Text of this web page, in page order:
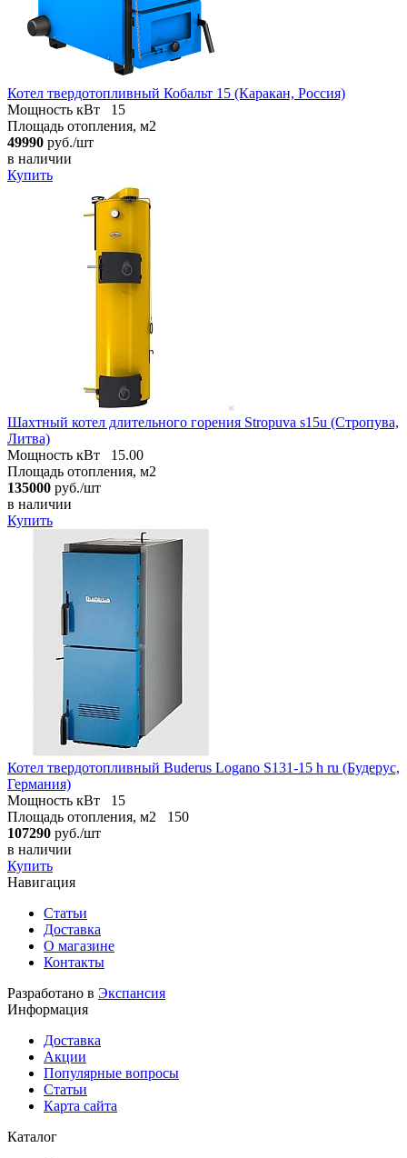
Котел твердотопливный Кобальт 15 (Каракан, Россия)
Мощность кВт
15
Площадь отопления, м2
49990 руб./шт
в наличии
Купить
Шахтный котел длительного горения Stropuva s15u (Стропува,
Литва)
Мощность кВт
15.00
Площадь отопления, м2
135000 руб./шт
в наличии
Купить
Котел твердотопливный Buderus Logano S131-15 h ru (Будерус,
Германия)
Мощность кВт
15
Площадь отопления, м2
150
107290 руб./шт
в наличии
Купить
Навигация
Статьи
Доставка
О магазине
Контакты
Разработано в Экспансия
Информация
Доставка
Акции
Популярные вопросы
Статьи
Карта сайта
Каталог